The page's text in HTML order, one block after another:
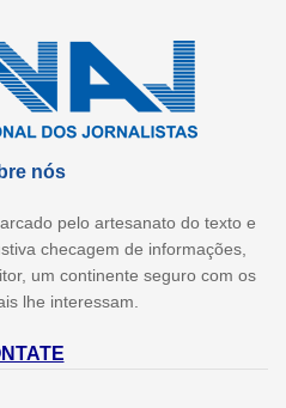
nós
pelo artesanato do texto e
checagem de informações,
um continente seguro com os
lhe interessam.